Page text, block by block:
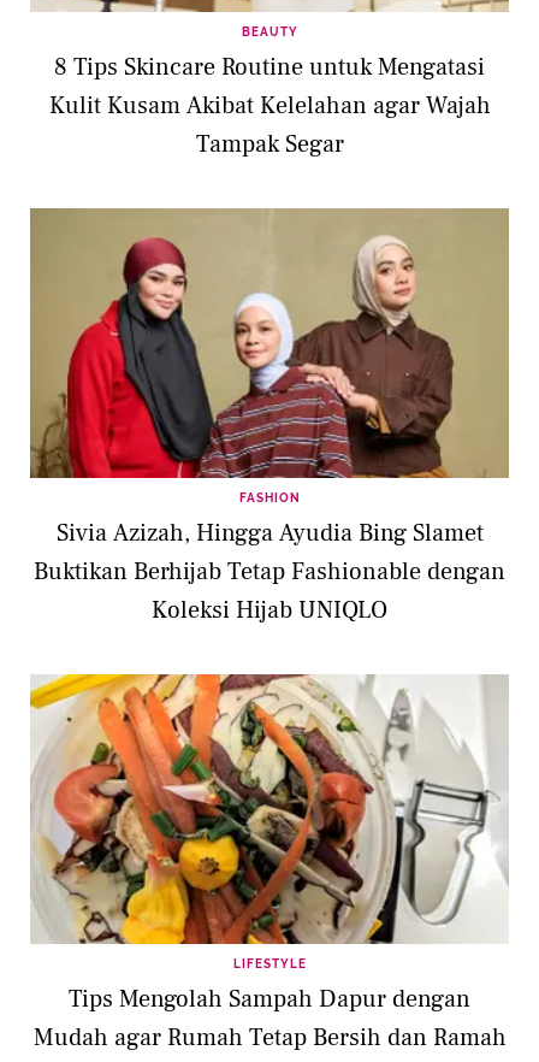
BEAUTY
8 Tips Skincare Routine untuk Mengatasi
Kulit Kusam Akibat Kelelahan agar Wajah
Tampak Segar
FASHION
Sivia Azizah, Hingga Ayudia Bing Slamet
Buktikan Berhijab Tetap Fashionable dengan
Koleksi Hijab UNIQLO
LIFESTYLE
Tips Mengolah Sampah Dapur dengan
Mudah agar Rumah Tetap Bersih dan Ramah